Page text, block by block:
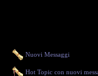
Nuovi Messaggi
Hot Topic con nuovi